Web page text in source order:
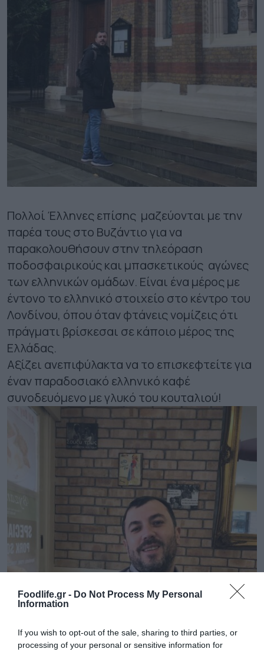
Foodlife.gr - Do Not Process My Personal
Information
If you wish to opt-out of the sale, sharing to third parties, or
processing of your personal or sensitive information for
Πολλοί Έλληνες επίσης μαζεύονται με την
παρέα τους στο Βυζάντιο για να
παρακολουθήσουν στην τηλεόραση
ποδοσφαιρικούς και μπασκετικούς αγώνες
των ελληνικών ομάδων. Είναι ένα μέρος με
έντονο το ελληνικό στοιχείο στο κέντρο του
Λονδίνου, όπου όταν φτάνεις νομίζεις ότι
πράγματι βρίσκεσαι σε κάποιο μέρος της
Ελλάδας.
Αξίζει ανεπιφύλακτα να το επισκεφτείτε για
έναν παραδοσιακό ελληνικό καφέ
συνοδευόμενο με γλυκό του κουταλιού!